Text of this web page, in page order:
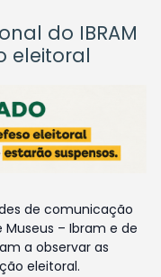
do IBRAM
eleitoral
de comunicação
– Ibram e de
a observar as
eleitoral.